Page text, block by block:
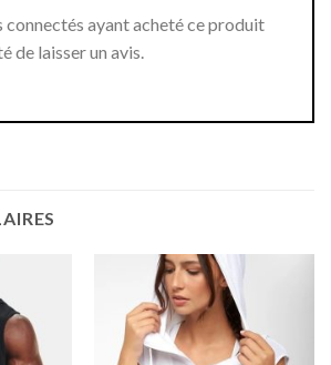
connectés ayant acheté ce produit
de laisser un avis.